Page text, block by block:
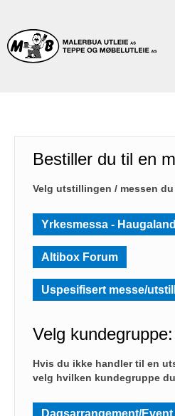
Bestiller du til en
Velg utstillingen / messen
Yrkesmessa -
Altibox Forum
Uspesifisert messe/
Velg kundegruppe:
Hvis du ikke handler til en
velg hvilken kundegruppe
Dagsarrangement/Event